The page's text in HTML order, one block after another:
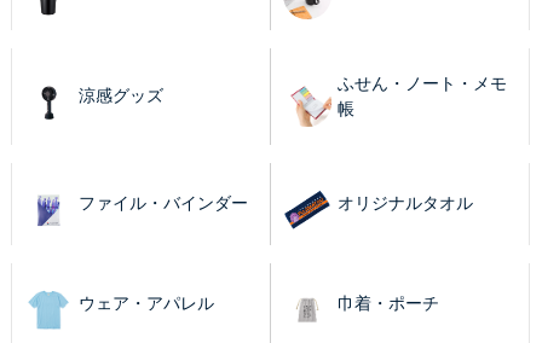
涼感グッズ
ふせん・ノート・メモ
帳
ファイル・バインダー オリジナルタオル
ウェア・アパレル 巾着・ポーチ